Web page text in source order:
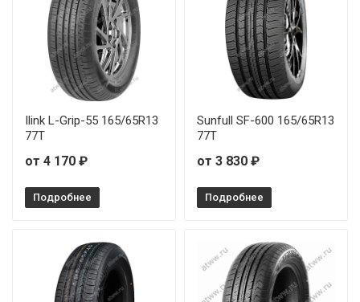
Ilink L-Grip-55 165/65R13
77T
от 4 170 ₽
Подробнее
Sunfull SF-600 165/65R13
77T
от 3 830 ₽
Подробнее